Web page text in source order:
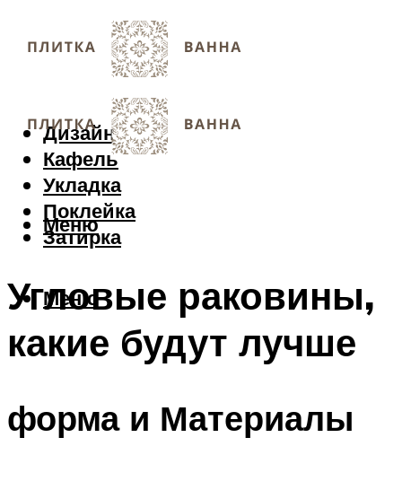
Дизайн
Кафель
Укладка
Поклейка
Затирка
Меню
Меню
Угловые раковины,
какие будут лучше
форма и Материалы